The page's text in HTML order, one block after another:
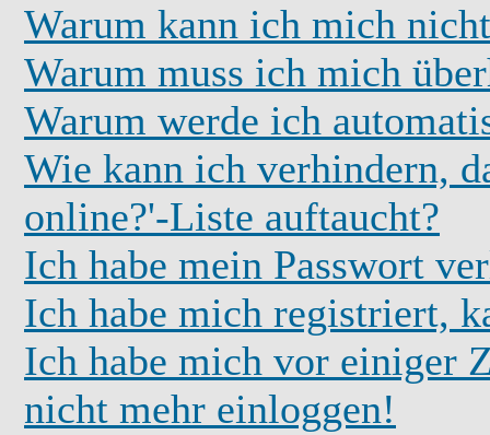
Warum kann ich mich
Warum muss ich mich
Warum werde ich
Wie kann ich verhindern,
online?'-Liste auftaucht?
Ich habe mein Passwort
Ich habe mich registriert,
Ich habe mich vor einiger
nicht mehr einloggen!